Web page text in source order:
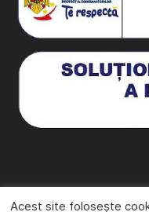
© 2026 Giovamos
Acest site folosește